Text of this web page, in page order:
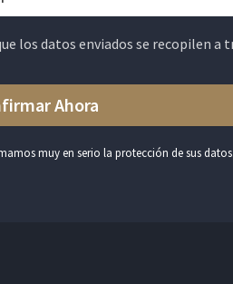
los datos enviados se recopilen a
muy en serio la protección de sus datos.